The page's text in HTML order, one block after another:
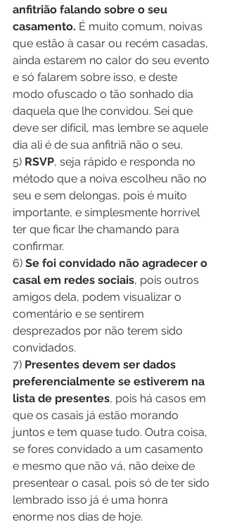
anfitrião falando sobre o seu
casamento. É muito comum, noivas
que estão à casar ou recém casadas,
ainda estarem no calor do seu evento
e só falarem sobre isso, e deste
modo ofuscado o tão sonhado dia
daquela que lhe convidou. Sei que
deve ser difícil, mas lembre se aquele
dia ali é de sua anfitriã não o seu.
5) RSVP, seja rápido e responda no
método que a noiva escolheu não no
seu e sem delongas, pois é muito
importante, e simplesmente horrível
ter que ficar lhe chamando para
confirmar.
6) Se foi convidado não agradecer o
casal em redes sociais, pois outros
amigos dela, podem visualizar o
comentário e se sentirem
desprezados por não terem sido
convidados.
7) Presentes devem ser dados
preferencialmente se estiverem na
lista de presentes, pois há casos em
que os casais já estão morando
juntos e tem quase tudo. Outra coisa,
se fores convidado a um casamento
e mesmo que não vá, não deixe de
presentear o casal, pois só de ter sido
lembrado isso já é uma honra
enorme nos dias de hoje.